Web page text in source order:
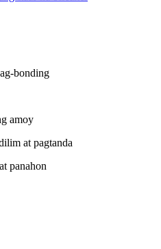
bonding
amoy
at pagtanda
panahon